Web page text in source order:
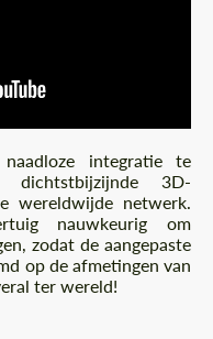
integratie te
3D-
wereldwijde netwerk.
nauwkeurig om
zodat de aangepaste
op de afmetingen van
ter wereld!